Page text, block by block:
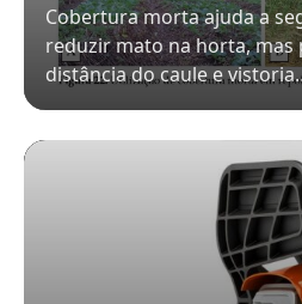
Cobertura morta ajuda a
reduzir mato na horta, mas
distância do caule e